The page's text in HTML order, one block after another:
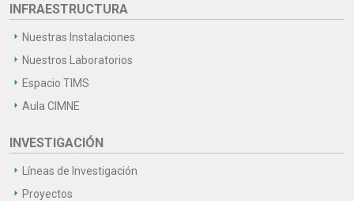
INFRAESTRUCTURA
Nuestras Instalaciones
Nuestros Laboratorios
Espacio TIMS
Aula CIMNE
INVESTIGACIÓN
Líneas de Investigación
Proyectos